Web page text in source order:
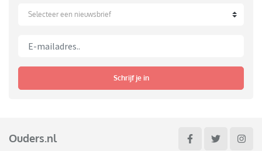
Selecteer een nieuwsbrief
Schrijf je in
Ouders.nl